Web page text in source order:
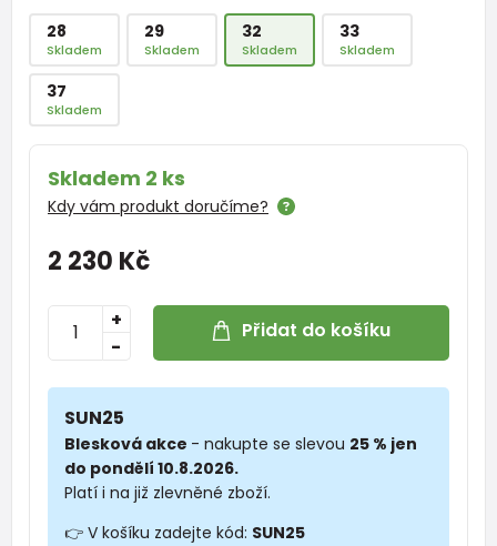
28
Skladem
29
Skladem
32
Skladem
33
Skladem
37
Skladem
Skladem 2 ks
Kdy vám produkt doručíme?
2 230 Kč
-
+ Přidat do košíku
SUN25
Blesková akce - nakupte se slevou 25 % jen
do pondělí 10.8.2026.
Platí i na již zlevněné zboží.
👉 V košíku zadejte kód: SUN25